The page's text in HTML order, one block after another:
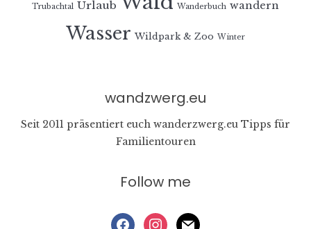
Trubachtal Urlaub Wanderbuch wandern
Wasser Wildpark & Zoo Winter
wandzwerg.eu
Seit 2011 präsentiert euch wanderzwerg.eu Tipps für
Familientouren
Follow me
facebookinstagram
mail